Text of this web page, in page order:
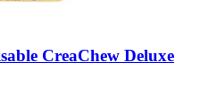
CreaChew Deluxe